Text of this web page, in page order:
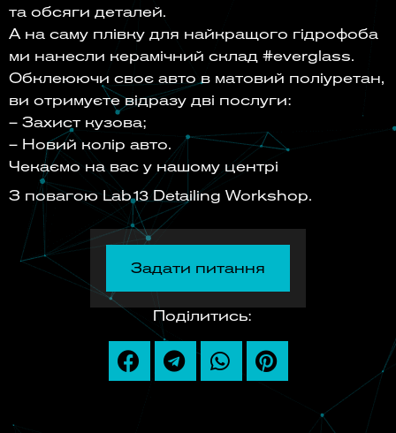
та обсяги деталей.
А на саму плівку для найкращого гідрофоба
ми нанесли керамічний склад #everglass.
Обклеюючи своє авто в матовий поліуретан,
ви отримуєте відразу дві послуги:
– Захист кузова;
– Новий колір авто.
Чекаємо на вас у нашому центрі
З повагою Lab13 Detailing Workshop.
Задати питання
Поділитись: